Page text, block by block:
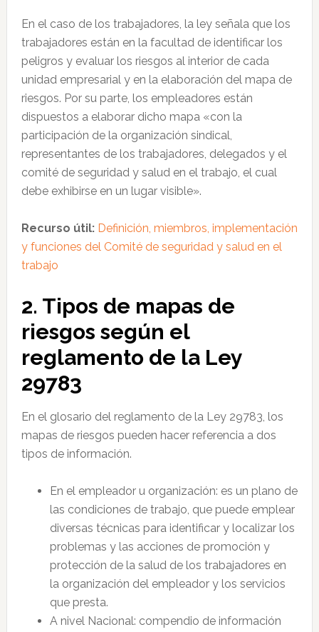
En el caso de los trabajadores, la ley señala que los
trabajadores están en la facultad de identificar los
peligros y evaluar los riesgos al interior de cada
unidad empresarial y en la elaboración del mapa de
riesgos. Por su parte, los empleadores están
dispuestos a elaborar dicho mapa «con la
participación de la organización sindical,
representantes de los trabajadores, delegados y el
comité de seguridad y salud en el trabajo, el cual
debe exhibirse en un lugar visible».
Recurso útil: Definición, miembros, implementación
y funciones del Comité de seguridad y salud en el
trabajo
2. Tipos de mapas de
riesgos según el
reglamento de la Ley
29783
En el glosario del reglamento de la Ley 29783, los
mapas de riesgos pueden hacer referencia a dos
tipos de información.
En el empleador u organización: es un plano de
las condiciones de trabajo, que puede emplear
diversas técnicas para identificar y localizar los
problemas y las acciones de promoción y
protección de la salud de los trabajadores en
la organización del empleador y los servicios
que presta.
A nivel Nacional: compendio de información